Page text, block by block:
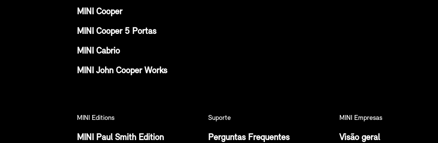
MINI Cooper
MINI Cooper 5 Portas
MINI Cabrio
MINI John Cooper Works
MINI Editions
MINI Paul Smith Edition
Suporte
Perguntas Frequentes
MINI Empresas
Visão geral